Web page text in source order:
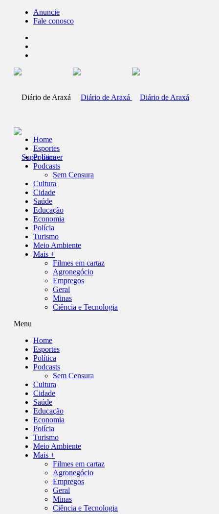
Anuncie
Fale conosco
Home
Esportes
Política
Podcasts
Sem Censura
Cultura
Cidade
Saúde
Educação
Economia
Polícia
Turismo
Meio Ambiente
Mais +
Filmes em cartaz
Agronegócio
Empregos
Geral
Minas
Ciência e Tecnologia
Menu
Home
Esportes
Política
Podcasts
Sem Censura
Cultura
Cidade
Saúde
Educação
Economia
Polícia
Turismo
Meio Ambiente
Mais +
Filmes em cartaz
Agronegócio
Empregos
Geral
Minas
Ciência e Tecnologia